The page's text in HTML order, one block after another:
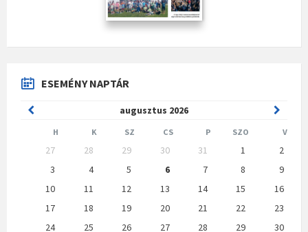
ESEMÉNY NAPTÁR
augusztus 2026
Previous
Month
Month
H K SZ CS P SZO V
calendar
27 28 29 30 31 1
2
3
4 5 6 7 8
9
10
11 12 13 14 15
16
17
18 19 20 21 22
23
24
25 26 27 28 29
30